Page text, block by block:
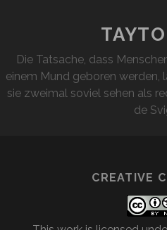
Die Tatsache, dass
einem Mund geboren werden,
sie zweimal soviel sehen als
de
CREATIVE